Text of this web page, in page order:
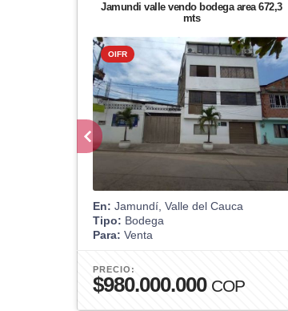
Jamundi valle vendo bodega area 672,3
mts
OIFR
En: Jamundí, Valle del Cauca
Tipo: Bodega
Para: Venta
PRECIO:
$980.000.000 COP